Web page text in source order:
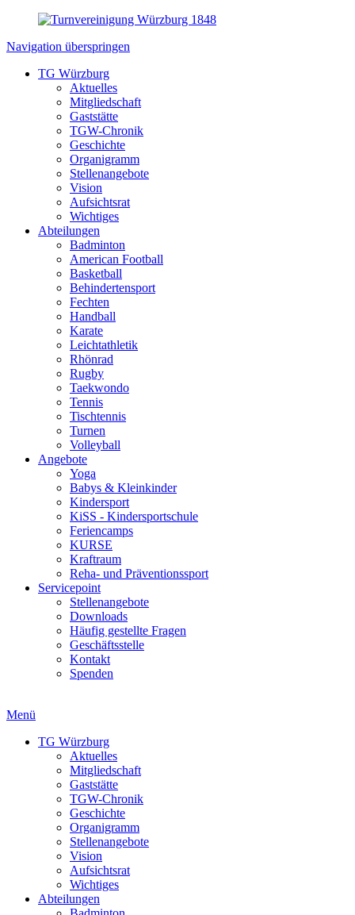
Navigation überspringen
TG Würzburg
Aktuelles
Mitgliedschaft
Gaststätte
TGW-Chronik
Geschichte
Organigramm
Stellenangebote
Vision
Aufsichtsrat
Wichtiges
Abteilungen
Badminton
American Football
Basketball
Behindertensport
Fechten
Handball
Karate
Leichtathletik
Rhönrad
Rugby
Taekwondo
Tennis
Tischtennis
Turnen
Volleyball
Angebote
Yoga
Babys & Kleinkinder
Kindersport
KiSS - Kindersportschule
Feriencamps
KURSE
Kraftraum
Reha- und Präventionssport
Servicepoint
Stellenangebote
Downloads
Häufig gestellte Fragen
Geschäftsstelle
Kontakt
Spenden
Menü
TG Würzburg
Aktuelles
Mitgliedschaft
Gaststätte
TGW-Chronik
Geschichte
Organigramm
Stellenangebote
Vision
Aufsichtsrat
Wichtiges
Abteilungen